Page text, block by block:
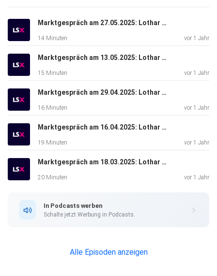
Marktgespräch am 27.05.2025: Lothar Albert & Lars Erichsen
14 Minuten vor 1 Jahr
Marktgespräch am 13.05.2025: Lothar Albert & René Berteit
15 Minuten vor 1 Jahr
Marktgespräch am 29.04.2025: Lothar Albert & Bastian Galuschka
16 Minuten vor 1 Jahr
Marktgespräch am 16.04.2025: Lothar Albert & Michael Flender
19 Minuten vor 1 Jahr
Marktgespräch am 18.03.2025: Lothar Albert & Valentin Schelbert
20 Minuten vor 1 Jahr
In Podcasts werben
Schalte jetzt Werbung in Podcasts.
Alle Episoden anzeigen